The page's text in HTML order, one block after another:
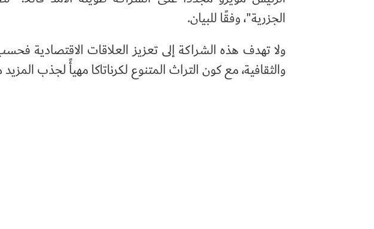
الجزرية"، وفقًا للبيان.
ولا تهدف هذه الشراكة إلى تعزيز العلاقات الاقتصادية
والثقافية، مع كون التراث المتنوع لكرناتاكا مهيأً لجذب